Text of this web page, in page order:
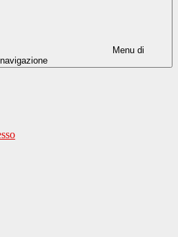
Menu di
navigazione